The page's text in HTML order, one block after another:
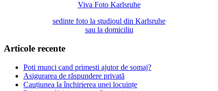
Viva Foto Karlsruhe
sedinte foto la studioul din Karlsruhe
sau la domiciliu
Articole recente
Poti munci cand primesti ajutor de somaj?
Asigurarea de răspundere privată
Cauțiunea la închirierea unei locuințe